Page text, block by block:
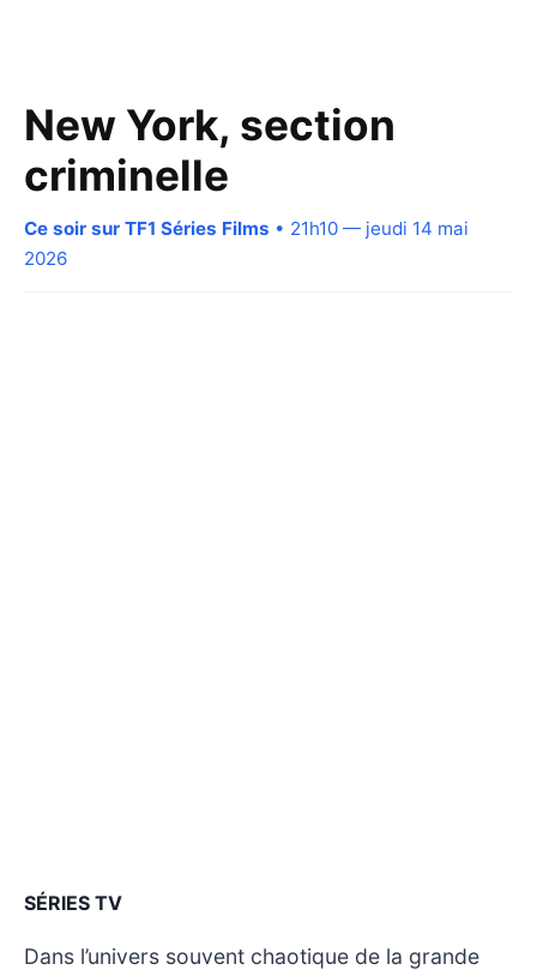
New York, section
criminelle
Ce soir sur TF1 Séries Films • 21h10 — jeudi 14 mai
2026
SÉRIES TV
Dans l’univers souvent chaotique de la grande